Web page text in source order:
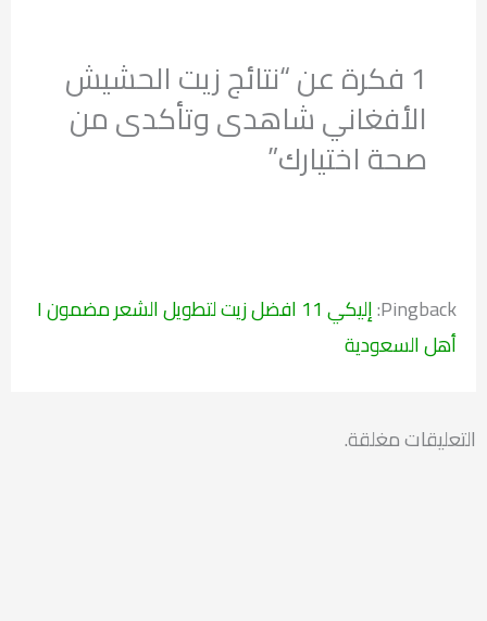
1 فكرة عن “نتائج زيت الحشيش
الأفغاني شاهدى وتأكدى من
صحة اختيارك”
Pingback:
إليكي 11 افضل زيت لتطويل الشعر مضمون I
أهل السعودية
التعليقات مغلقة.